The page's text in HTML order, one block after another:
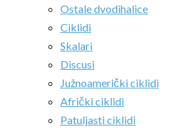
Ostale dvodihalice
Ciklidi
Skalari
Discusi
Južnoamerički ciklidi
Afrički ciklidi
Patuljasti ciklidi